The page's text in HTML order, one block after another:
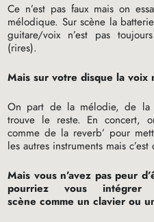
Ce n’est pas faux mais on
mélodique. Sur scène la
guitare/voix n’est pas
(rires).
Mais sur votre disque la voix
On part de la mélodie, de la
trouve le reste. En concert,
comme de la reverb’ pour
les autres instruments mais
Mais vous n’avez pas peur
pourriez vous intégrer
scène comme un clavier ou